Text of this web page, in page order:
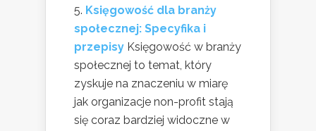
Księgowość dla branży
społecznej: Specyfika i
przepisy Księgowość w branży
społecznej to temat, który
zyskuje na znaczeniu w miarę
jak organizacje non-profit stają
się coraz bardziej widoczne w